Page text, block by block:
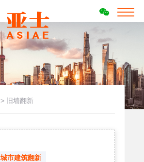
> 旧墙翻新
城市建筑翻新